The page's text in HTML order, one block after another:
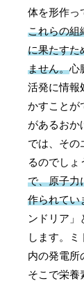
体を形作っ
これらの組
に果たすた
ません。心
活発に情報
かすことが
があるおか
では、その
るのでしょ
で、原子力
作られてい
ンドリア」
します。
内の発電所
そこで栄養